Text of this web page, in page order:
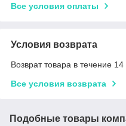
Все условия оплаты
Условия возврата
Возврат товара в течение
Все условия возврата
Подобные товары